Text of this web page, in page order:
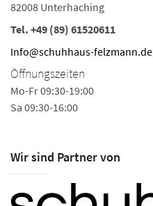
82008 Unterhaching
Tel. +49 (89) 61520611
Info@schuhhaus-felzmann.de
Öffnungszeiten
Mo-Fr 09:30-19:00
Sa 09:30-16:00
Wir sind Partner von